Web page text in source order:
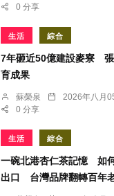
0 分享
生活 綜合
7年砸近50億建設麥寮
育成果
蘇榮泉 2026年八月
0 分享
生活 綜合
一碗北港杏仁茶記憶 如
出口 台灣品牌翻轉百年